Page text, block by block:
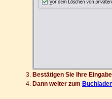
Bestätigen Sie Ihre
Dann weiter zum